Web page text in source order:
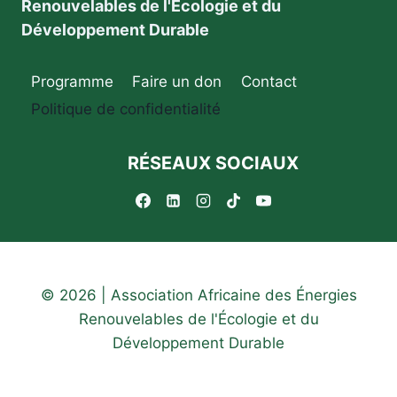
Renouvelables de l'Écologie et du
Développement Durable
Programme Faire un don
Contact
Politique de confidentialité
RÉSEAUX SOCIAUX
© 2026 | Association Africaine des Énergies
Renouvelables de l'Écologie et du
Développement Durable